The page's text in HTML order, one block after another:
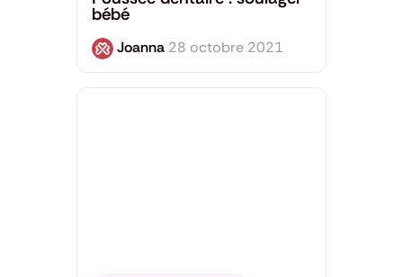
bébé
Joanna 28 octobre 2021